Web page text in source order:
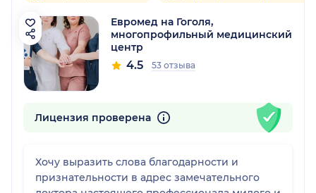
Евромед на Гоголя,
многопрофильный медицинский
центр
4.5 53 отзыва
Лицензия проверена
Хочу выразить слова благодарности и
признательности в адрес замечательного